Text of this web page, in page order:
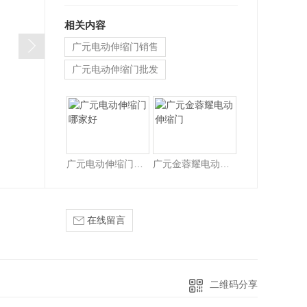
相关内容
广元电动伸缩门销售
广元电动伸缩门批发
在线留言
二维码分享